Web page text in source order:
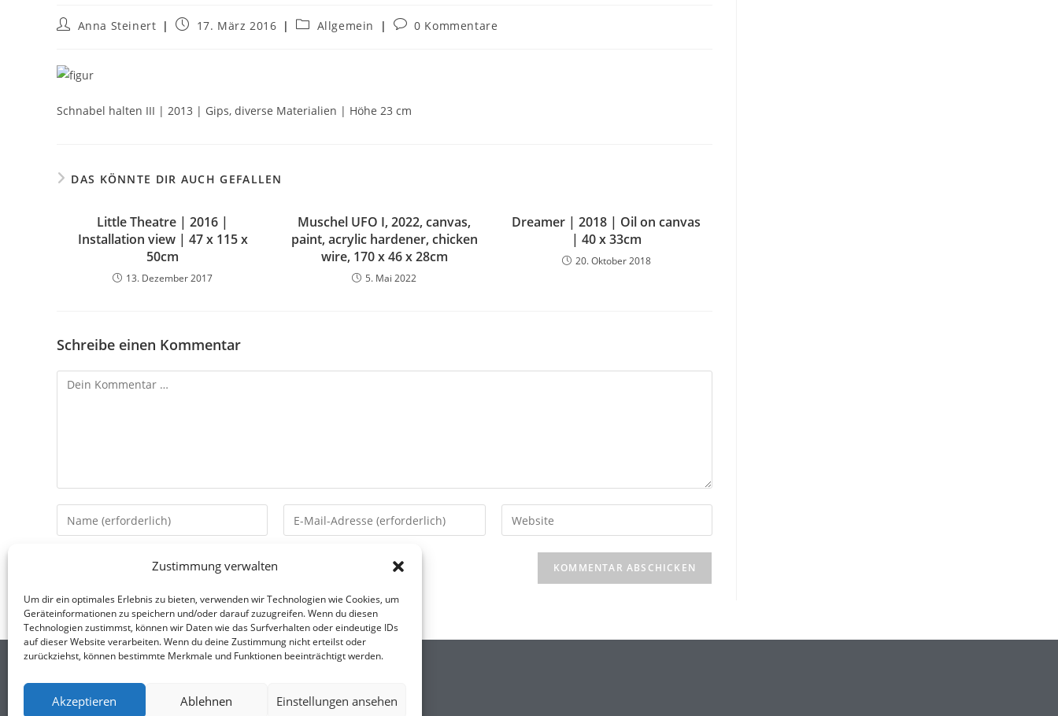
Zustimmung verwalten
Um dir ein optimales Erlebnis zu bieten, verwenden wir Technologien wie Cookies, um
Geräteinformationen zu speichern und/oder darauf zuzugreifen. Wenn du diesen
Technologien zustimmst, können wir Daten wie das Surfverhalten oder eindeutige IDs
auf dieser Website verarbeiten. Wenn du deine Zustimmung nicht erteilst oder
zurückziehst, können bestimmte Merkmale und Funktionen beeinträchtigt werden.
Akzeptieren Ablehnen Einstellungen ansehen
Anna Steinert 17. März 2016 Allgemein 0 Kommentare
Schnabel halten III | 2013 | Gips, diverse Materialien | Höhe 23 cm
DAS KÖNNTE DIR AUCH GEFALLEN
Little Theatre | 2016 |
Installation view | 47 x 115 x
50cm
13. Dezember 2017
Muschel UFO I, 2022, canvas,
paint, acrylic hardener, chicken
wire, 170 x 46 x 28cm
5. Mai 2022
Dreamer | 2018 | Oil on canvas
| 40 x 33cm
20. Oktober 2018
Schreibe einen Kommentar
LOOK@ANNA-STEINERT.DE